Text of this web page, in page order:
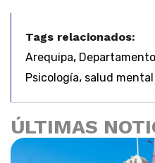
Tags relacionados:
Arequipa,
Psicología, salud mental
ÚLTIMAS